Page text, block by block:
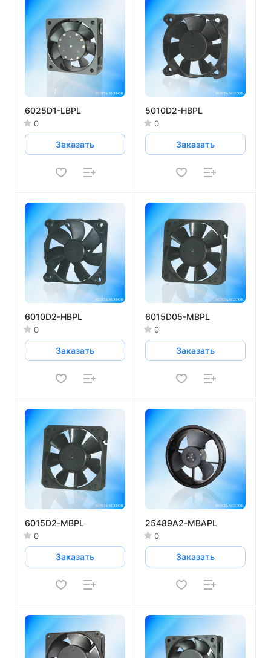
6025D1-LBPL
0
Заказать
5010D2-HBPL
0
Заказать
6010D2-HBPL
0
Заказать
6015D05-MBPL
0
Заказать
6015D2-MBPL
0
Заказать
25489A2-MBAPL
0
Заказать